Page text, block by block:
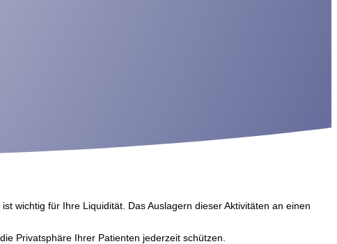
wichtig für Ihre Liquidität. Das Auslagern dieser Aktivitäten an einen
Privatsphäre Ihrer Patienten jederzeit schützen.